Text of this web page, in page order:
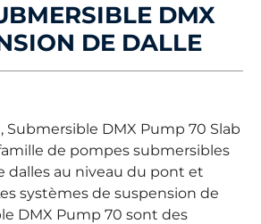
DMX
DE DALLE
Submersible DMX Pump 70 Slab
de pompes submersibles
dalles au niveau du pont et
systèmes de suspension de
DMX Pump 70 sont des